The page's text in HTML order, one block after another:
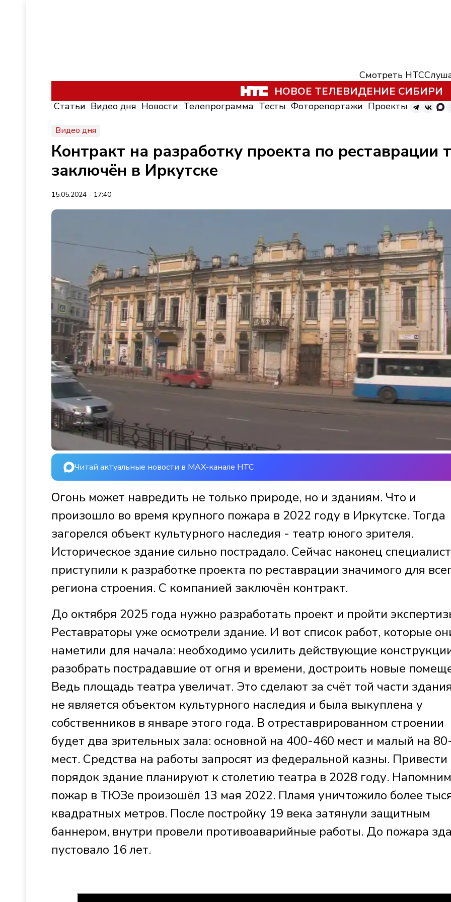
Смотреть НТС
НОВОЕ ТЕЛЕВИДЕНИЕ СИБИРИ
Статьи Видео дня Новости Телепрограмма Тесты Фоторепортажи Проекты
Видео дня
Контракт на разработку проекта по реставрации
заключён в Иркутске
15.05.2024 - 17:40
Читай актуальные новости в MAX-канале НТС
Огонь может навредить не только природе, но и зданиям. Что и
произошло во время крупного пожара в 2022 году в Иркутске. Тогда
загорелся объект культурного наследия - театр юного зрителя.
Историческое здание сильно пострадало. Сейчас наконец
приступили к разработке проекта по реставрации значимого для
региона строения. С компанией заключён контракт.
До октября 2025 года нужно разработать проект и пройти
Реставраторы уже осмотрели здание. И вот список работ, которые
наметили для начала: необходимо усилить действующие
разобрать пострадавшие от огня и времени, достроить новые
Ведь площадь театра увеличат. Это сделают за счёт той части
не является объектом культурного наследия и была выкуплена у
собственников в январе этого года. В отреставрированном строении
будет два зрительных зала: основной на 400-460 мест и малый на
мест. Средства на работы запросят из федеральной казны. Привести
порядок здание планируют к столетию театра в 2028 году.
пожар в ТЮЗе произошёл 13 мая 2022. Пламя уничтожило более
квадратных метров. После постройку 19 века затянули защитным
баннером, внутри провели противоаварийные работы. До пожара
пустовало 16 лет.